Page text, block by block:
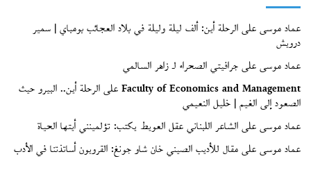
عماد موسىعلىالرحلة أين: ألف ليلة وليلة في بلاد العجائب بومباي | سمير
درويش
عماد موسىعلىجرافيتي الصحراء لـ زاهر السالمي
Faculty of Economics and Managementعلىالرحلة أين.. البيرو حيث
الصعود إلى الغيم | خليل النعيمي
عماد موسىعلىالشاعر اللبناني عقل العويط يكتب: تؤلمينني أيتها الحياة
عماد موسىعلىمقال للأديب الصيني خان شاو جونغ: القرويون أساتذتنا في الأدب